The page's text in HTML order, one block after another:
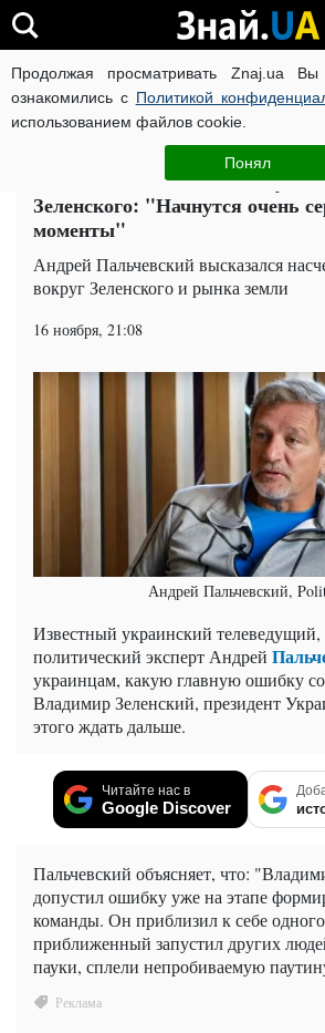
Продолжая просматривать Znaj.ua Вы
ознакомились с Политикой
использованием файлов cookie.
Понял
ВОЙНА РОССИИ ПРОТИВ УКРАИНЫ
Политика
Пальчевский назвал главную
Зеленского: "Начнутся очень
моменты"
Андрей Пальчевский высказался
вокруг Зеленского и рынка земли
16 ноября, 21:08
Андрей Пальчевский,
Известный украинский телеведущий,
политический эксперт Андрей
украинцам, какую главную ошибку
Владимир Зеленский, президент
этого ждать дальше.
Читайте нас в
Google Discover
Пальчевский объясняет, что:
допустил ошибку уже на этапе
команды. Он приблизил к себе
приближенный запустил других
пауки, сплели непробиваемую